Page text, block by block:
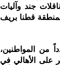
جند وآليات
قطنا بريف
من المواطنين،
على الأهالي في